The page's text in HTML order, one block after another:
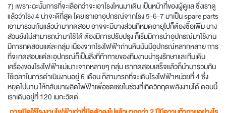
7) เพราะฉะนั้นการที่จะเลือกว่าจะเอาโรงไหนมาเดิน เป็นหน้าที่ของผู้ดูแล ซึ่งเราดู
แล้วว่าโรง 4 น่าจะดีที่สุด โดยเราเอาอุปกรณ์จากโรง 5-6-7 มาเป็น spare parts
เอามารวมกันแล้วนำมาทดสอบ อาจจะมีบางส่วนที่หมดอายุไปก็ต้องซื้อเพิ่ม บาง
ส่วนยังไม่สามารถนำมาใช้ได้ ต้องมีการปรับปรุง ก็เริ่มมีการนำอุปกรณ์มาใช้งาน
มีการทดสอบแต่ละกลุ่ม เนื่องจากโรงไฟฟ้าถ่านหินมันมีอุปกรณ์หลากหลาย การ
ที่จะทดสอบแต่ละอุปกรณ์ก็เป็นสิ่งที่ท้าทายของทีมงานบำรุงรักษาและทีมเดิน
เครื่องของโรงไฟฟ้าแม่เมาะจากหลายๆ กลุ่ม เราทดสอบเสร็จแล้วก็นำมารวมกัน
ใช้เวลาในการดำเนินงานอยู่ 6 เดือน ก็สามารถที่จะเดินโรงไฟฟ้าหน่วยที่ 4 ซึ่ง
หยุดไปนาน ให้กลับมาผลิตไฟฟ้าเพื่อชดเชยในช่วงที่เกิดวิกฤตพลังงานได้ ตอนนี้
เราเดินอยู่ที่ 120 เมกะวัตต์